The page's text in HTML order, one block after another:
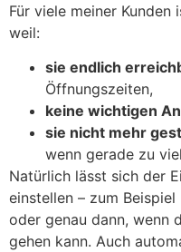
Für viele meiner Kunden
weil:
sie endlich
Öffnungszeiten,
keine wichtigen
sie nicht mehr
wenn gerade zu
Natürlich lässt sich der
einstellen – zum
oder genau dann, wenn
gehen kann. Auch